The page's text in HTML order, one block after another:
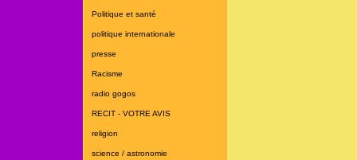
Politique et santé
politique internationale
presse
Racisme
radio gogos
RECIT - VOTRE AVIS
religion
science / astronomie